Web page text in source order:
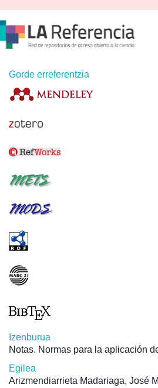
Gorde erreferentzia
Izenburua
Notas. Normas para la aplicación
Egilea
Arizmendiarrieta Madariaga, José